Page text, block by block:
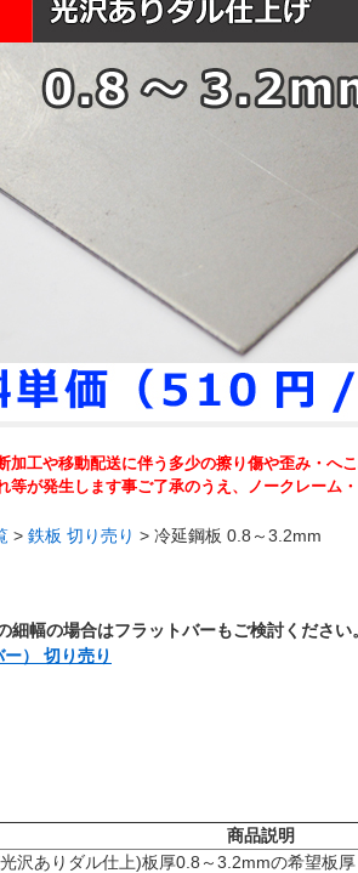
加工や移動配送に伴う多少の擦り傷や歪み・へこ
生します事ご了承のうえ、ノークレーム・
> 鉄板 切り売り > 冷延鋼板 0.8～3.2mm
幅の場合はフラットバーもご検討ください。
） 切り売り
商品説明
沢ありダル仕上)板厚0.8～3.2mmの希望板厚